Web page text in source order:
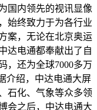
国内领先的视讯显像
始终致力于为各行业
案，无论在北京奥运
达电通都奉献出了自
，还为全球7000多万
介绍，中达电通大屏
石化、气象等众多领
会之后，中达电通大